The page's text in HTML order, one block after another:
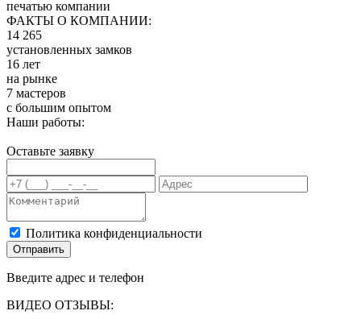
печатью компании
ФАКТЫ О КОМПАНИИ:
14 265
установленных замков
16 лет
на рынке
7 мастеров
с большим опытом
Наши работы:
Оставьте заявку
Политика конфиденциальности
Отправить
Введите адрес и телефон
ВИДЕО ОТЗЫВЫ: